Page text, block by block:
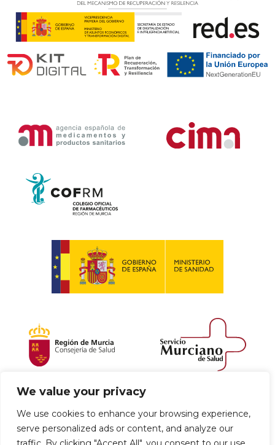
We value your privacy
We use cookies to enhance your browsing experience,
serve personalized ads or content, and analyze our
Política de envío y devoluciones
Política de privacidad Uso de cookies